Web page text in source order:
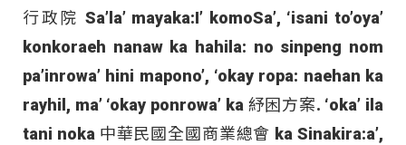
行政院 Sa’la’ mayaka:I’ komoSa’, ‘isani to’oya’
konkoraeh nanaw ka hahila: no sinpeng nom
pa’inrowa’ hini mapono’, ‘okay ropa: naehan ka
rayhil, ma’ ‘okay ponrowa’ ka 紓困方案. ‘oka’ ila
tani noka 中華民國全國商業總會 ka Sinakira:a’,